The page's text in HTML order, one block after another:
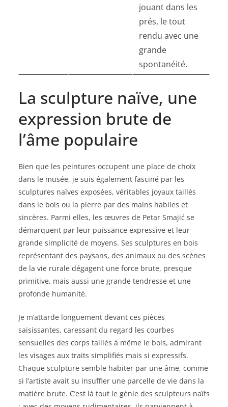
jouant dans les
prés, le tout
rendu avec une
grande
spontanéité.
La sculpture naïve, une
expression brute de
l’âme populaire
Bien que les peintures occupent une place de choix
dans le musée, je suis également fasciné par les
sculptures naïves exposées, véritables joyaux taillés
dans le bois ou la pierre par des mains habiles et
sincères. Parmi elles, les œuvres de Petar Smajić se
démarquent par leur puissance expressive et leur
grande simplicité de moyens. Ses sculptures en bois
représentant des paysans, des animaux ou des scènes
de la vie rurale dégagent une force brute, presque
primitive, mais aussi une grande tendresse et une
profonde humanité.
Je m’attarde longuement devant ces pièces
saisissantes, caressant du regard les courbes
sensuelles des corps taillés à même le bois, admirant
les visages aux traits simplifiés mais si expressifs.
Chaque sculpture semble habiter par une âme, comme
si l’artiste avait su insuffler une parcelle de vie dans la
matière brute. C’est là tout le génie des sculpteurs naïfs